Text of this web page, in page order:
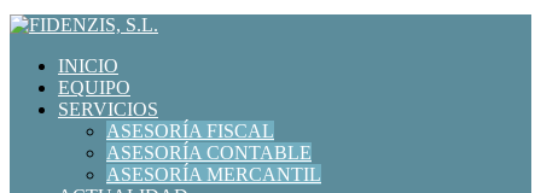
INICIO
EQUIPO
SERVICIOS
ASESORÍA FISCAL
ASESORÍA CONTABLE
ASESORÍA MERCANTIL